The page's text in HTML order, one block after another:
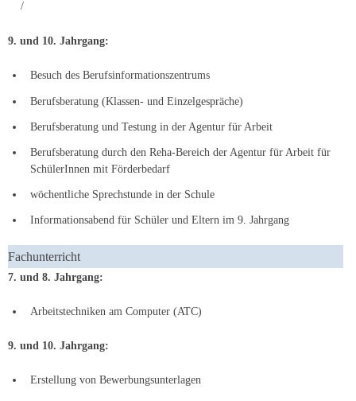
/
9. und 10. Jahrgang:
Besuch des Berufsinformationszentrums
Berufsberatung (Klassen- und Einzelgespräche)
Berufsberatung und Testung in der Agentur für Arbeit
Berufsberatung durch den Reha-Bereich der Agentur für Arbeit für
SchülerInnen mit Förderbedarf
wöchentliche Sprechstunde in der Schule
Informationsabend für Schüler und Eltern im 9. Jahrgang
Fachunterricht
7. und 8. Jahrgang:
Arbeitstechniken am Computer (ATC)
9. und 10. Jahrgang:
Erstellung von Bewerbungsunterlagen